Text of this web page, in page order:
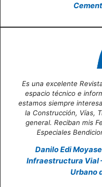
Es una excelente
espacio técnico e
estamos siempre
la Construcción, Vías,
general. Reciban mis
Especiales
Danilo Edi
Infraestructura Vial
Urbano